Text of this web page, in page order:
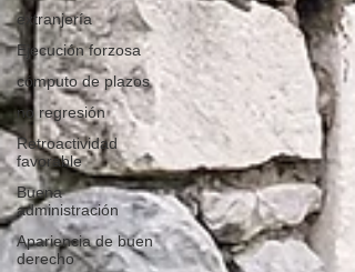
extranjería
Ejecución forzosa
cómputo de plazos
no regresión
Retroactividad
favorable
Buena
administración
Apariencia de buen
derecho